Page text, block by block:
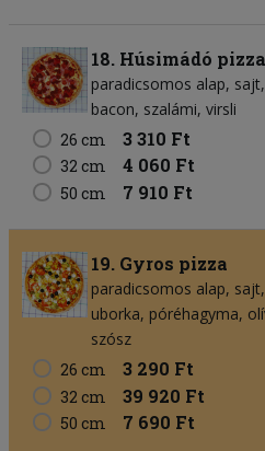
18. Húsimádó pizza
paradicsomos alap sajt
bacon szalámi virsli
26 cm
3 310 Ft
32 cm 4 060 Ft
50 cm 7 910 Ft
19. Gyros pizza
paradicsomos alap sajt
uborka póréhagyma
szósz
26 cm
3 290 Ft
32 cm 39 920 Ft
50 cm 7 690 Ft